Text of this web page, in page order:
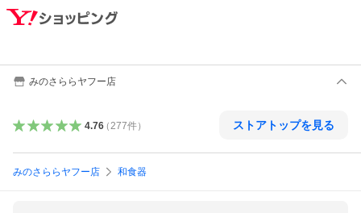
みのさららヤフー店
4.76（ 277件） ストアトップを見る
みのさららヤフー店 和食器